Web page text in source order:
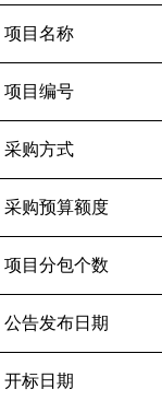
项目名称
项目编号
采购方式
采购预算额度
项目分包个数
公告发布日期
开标日期